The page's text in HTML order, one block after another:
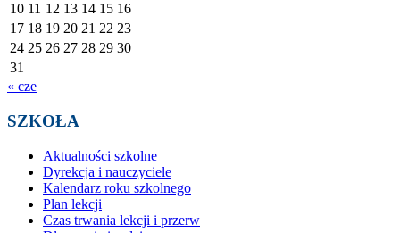
10 11 12 13 14 15 16
17 18 19 20 21 22 23
24 25 26 27 28 29 30
31
« cze
SZKOŁA
Aktualności szkolne
Dyrekcja i nauczyciele
Kalendarz roku szkolnego
Plan lekcji
Czas trwania lekcji i przerw